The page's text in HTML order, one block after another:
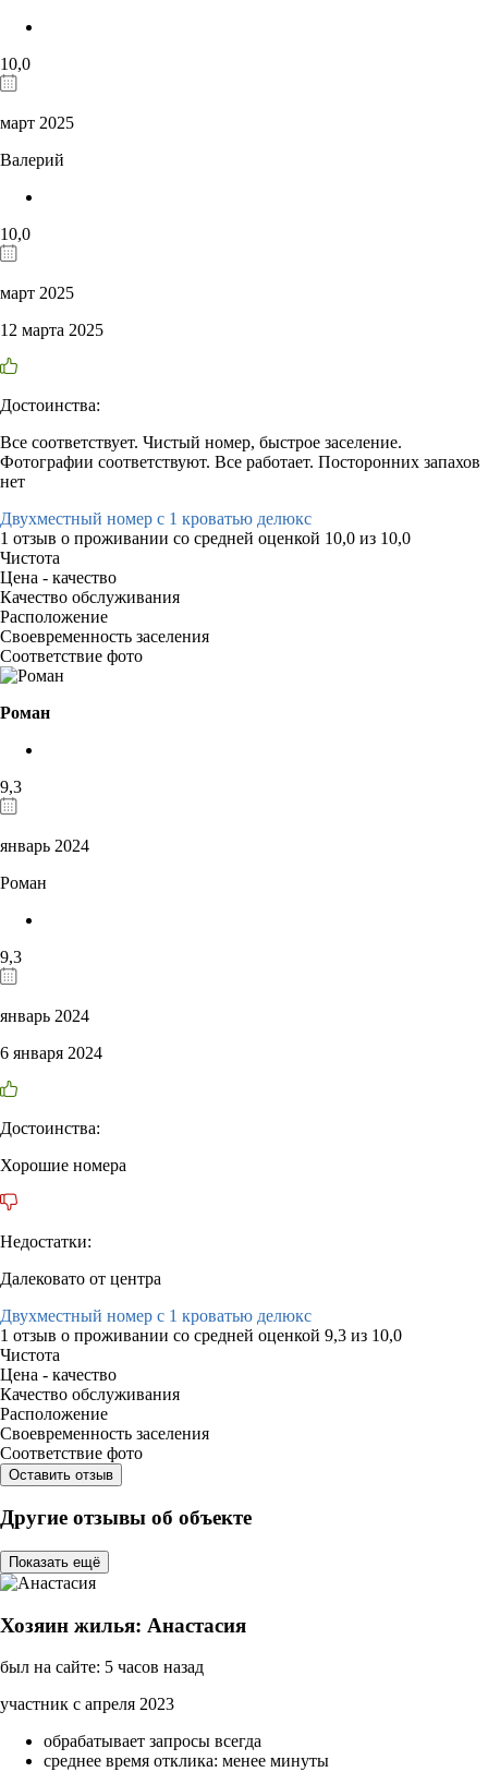
10,0
март 2025
Валерий
10,0
март 2025
12 марта 2025
Достоинства:
Все соответствует. Чистый номер, быстрое заселение.
Фотографии соответствуют. Все работает. Посторонних запахов
нет
Двухместный номер с 1 кроватью делюкс
1 отзыв о проживании со средней оценкой 10,0 из 10,0
Чистота
Цена - качество
Качество обслуживания
Расположение
Своевременность заселения
Соответствие фото
Роман
9,3
январь 2024
Роман
9,3
январь 2024
6 января 2024
Достоинства:
Хорошие номера
Недостатки:
Далековато от центра
Двухместный номер с 1 кроватью делюкс
1 отзыв о проживании со средней оценкой 9,3 из 10,0
Чистота
Цена - качество
Качество обслуживания
Расположение
Своевременность заселения
Соответствие фото
Оставить отзыв
Другие отзывы об объекте
Показать ещё
Хозяин жилья: Анастасия
был на сайте: 5 часов назад
участник с апреля 2023
обрабатывает запросы всегда
среднее время отклика: менее минуты